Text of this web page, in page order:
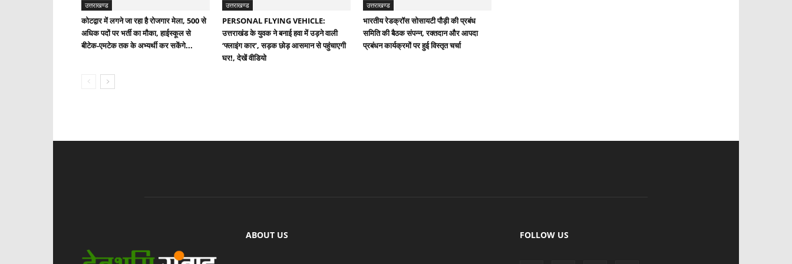
उत्तराखण्ड
कोटद्वार में लगने जा रहा है रोजगार मेला, 500 से
अधिक पदों पर भर्ती का मौका, हाईस्कूल से
बीटेक-एमटेक तक के अभ्यर्थी कर सकेंगे...
उत्तराखण्ड
PERSONAL FLYING VEHICLE:
उत्तराखंड के युवक ने बनाई हवा में उड़ने वाली
‘फ्लाइंग कार’, सड़क छोड़ आसमान से पहुंचाएगी
घर!, देखें वीडियो
उत्तराखण्ड
भारतीय रेडक्रॉस सोसायटी पौड़ी की प्रबंध
समिति की बैठक संपन्न, रक्तदान और आपदा
प्रबंधन कार्यक्रमों पर हुई विस्तृत चर्चा
ABOUT US FOLLOW US